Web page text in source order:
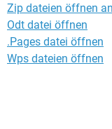
Zip dateien öffnen
Odt datei öffnen
.Pages datei öffnen
Wps dateien öffnen